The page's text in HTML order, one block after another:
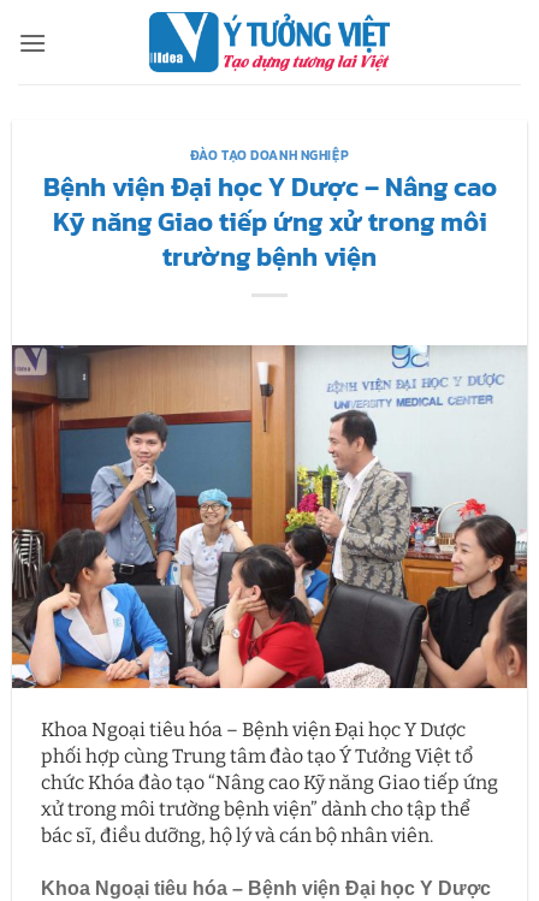
qua
ĐÀO TẠO DOANH NGHIỆP
Bệnh viện Đại học Y Dược – Nâng cao
Kỹ năng Giao tiếp ứng xử trong môi
trường bệnh viện
Khoa Ngoại tiêu hóa – Bệnh viện Đại học Y Dược
phối hợp cùng Trung tâm đào tạo Ý Tưởng Việt tổ
chức Khóa đào tạo “Nâng cao Kỹ năng Giao tiếp ứng
xử trong môi trường bệnh viện” dành cho tập thể
bác sĩ, điều dưỡng, hộ lý và cán bộ nhân viên.
Khoa Ngoại tiêu hóa – Bệnh viện Đại học Y Dược